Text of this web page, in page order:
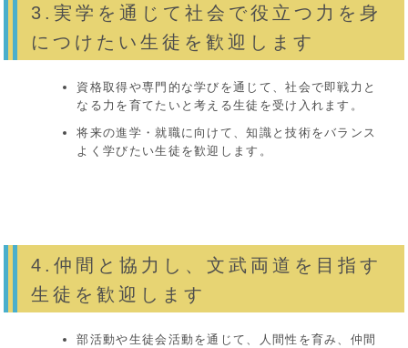
3.実学を通じて社会で役立つ力を身
につけたい生徒を歓迎します
資格取得や専門的な学びを通じて、社会で即戦力と
なる力を育てたいと考える生徒を受け入れます。
将来の進学・就職に向けて、知識と技術をバランス
よく学びたい生徒を歓迎します。
4.仲間と協力し、文武両道を目指す
生徒を歓迎します
部活動や生徒会活動を通じて、人間性を育み、仲間